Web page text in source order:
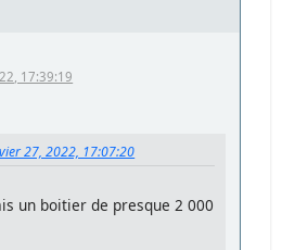
17:39:19
27, 2022, 17:07:20
un boitier de presque 2 000